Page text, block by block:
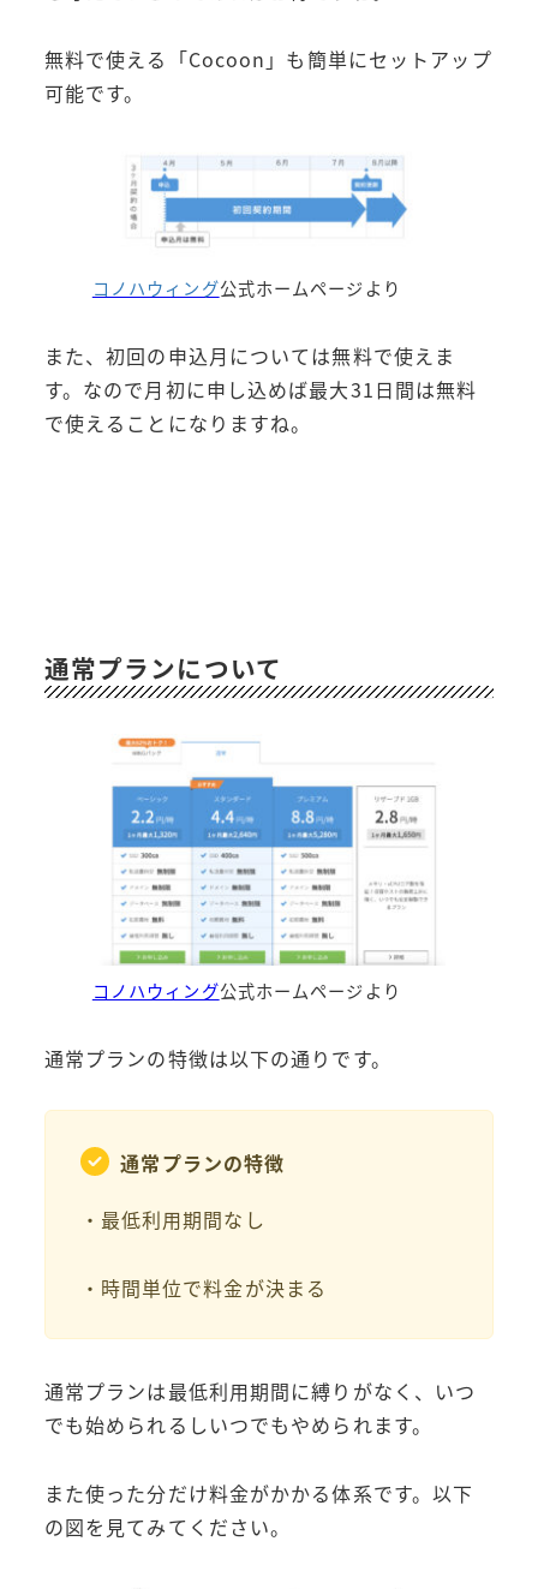
無料で使える「Cocoon」も簡単にセットアップ
可能です。
コノハウィング公式ホームページより
また、初回の申込月については無料で使えま
す。なので月初に申し込めば最大31日間は無料
で使えることになりますね。
通常プランについて
コノハウィング公式ホームページより
通常プランの特徴は以下の通りです。
通常プランの特徴
・最低利用期間なし
・時間単位で料金が決まる
通常プランは最低利用期間に縛りがなく、いつ
でも始められるしいつでもやめられます。
また使った分だけ料金がかかる体系です。以下
の図を見てみてください。